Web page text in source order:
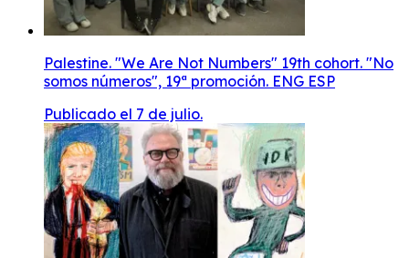
Palestine. "We Are Not Numbers" 19th cohort. "No
somos números", 19ª promoción. ENG ESP
Publicado el 7 de julio.